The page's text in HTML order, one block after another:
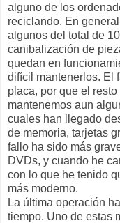
alguno de los
reciclando. En
algunos del total de
canibalización de
quedan en
difícil mantenerlos. El
placa, por que el
mantenemos aun
cuales han llegado
de memoria, tarjetas
fallo ha sido más
DVDs, y cuando he
con lo que he tenido
más moderno.
La última operación
tiempo. Uno de estas